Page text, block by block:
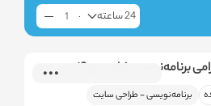
24 ساعته
برنامه‌نویسی - طراحی سایت